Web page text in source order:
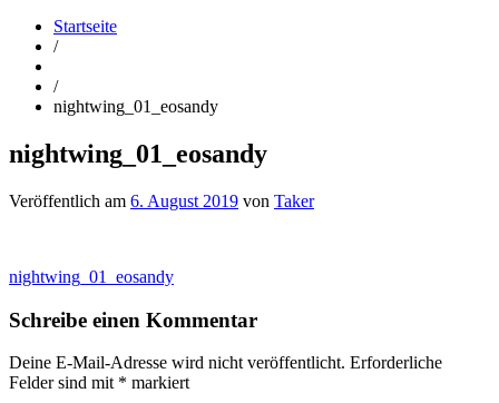
Startseite
/
/
nightwing_01_eosandy
nightwing_01_eosandy
Veröffentlich am 6. August 2019 von Taker
Beitragsnavigation
nightwing_01_eosandy
Schreibe einen Kommentar
Deine E-Mail-Adresse wird nicht veröffentlicht. Erforderliche
Felder sind mit * markiert